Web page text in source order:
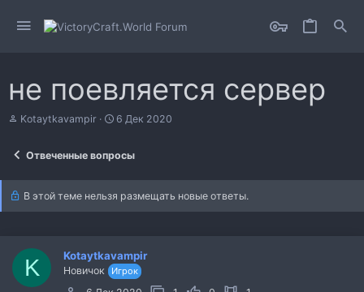
не поевляется сервер
А
е
м
Kotaytkavampir
Д
а
ч
а
6 Дек 2020
Отвеченные вопросы
В этой теме нельзя размещать новые ответы.
K Kotaytkavampir
Новичок Игрок